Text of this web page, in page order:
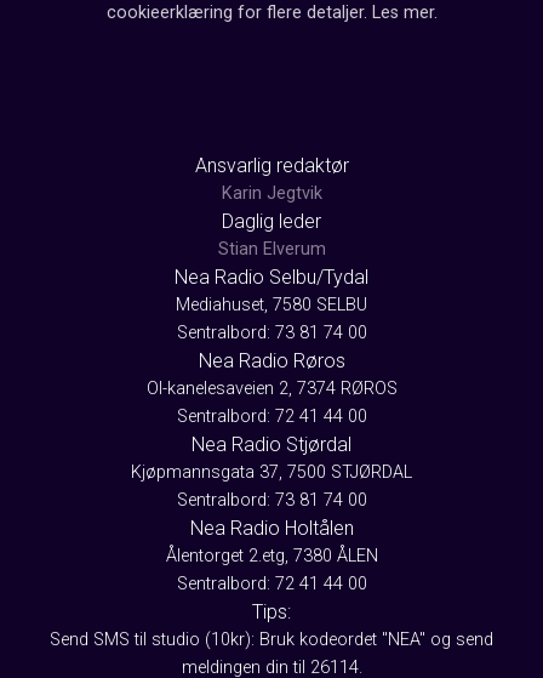
cookieerklæring for flere detaljer. Les mer.
Ansvarlig redaktør
Karin Jegtvik
Daglig leder
Stian Elverum
Nea Radio Selbu/Tydal
Mediahuset, 7580 SELBU
Sentralbord: 73 81 74 00
Nea Radio Røros
Ol-kanelesaveien 2, 7374 RØROS
Sentralbord: 72 41 44 00
Nea Radio Stjørdal
Kjøpmannsgata 37, 7500 STJØRDAL
Sentralbord: 73 81 74 00
Nea Radio Holtålen
Ålentorget 2.etg, 7380 ÅLEN
Sentralbord: 72 41 44 00
Tips:
Send SMS til studio (10kr): Bruk kodeordet "NEA" og send
meldingen din til 26114.